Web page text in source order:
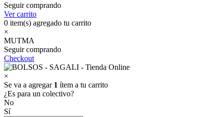
Seguir comprando
Ver carrito
0 item(s) agregado tu carrito
×
MUTMA
Seguir comprando
Checkout
×
Se va a agregar 1 ítem a tu carrito
¿Es para un colectivo?
No
Sí